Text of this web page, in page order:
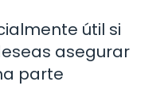
útil si
asegurar
parte